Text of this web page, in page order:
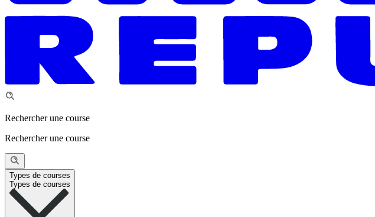
Rechercher une course
Rechercher une course
Types de courses
Types de courses